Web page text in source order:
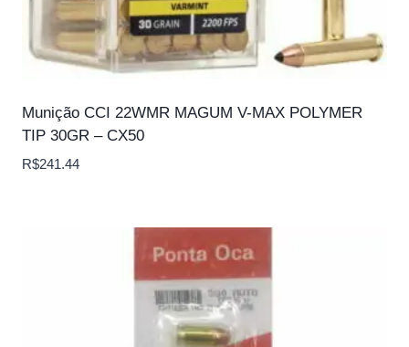
Munição CCI 22WMR MAGUM V-MAX POLYMER
TIP 30GR – CX50
R$241.44